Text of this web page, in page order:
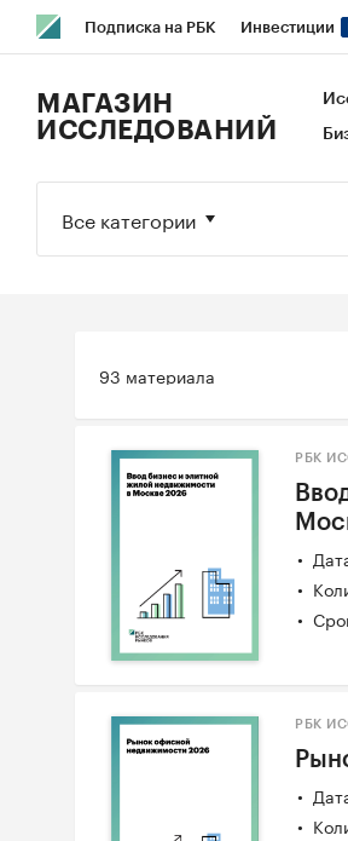
Подписка на РБК Инвестиции
Исследования Кредитные
МАГАЗИН
ИССЛЕДОВАНИЙ
Все категории
93 материала
РБК
РБК